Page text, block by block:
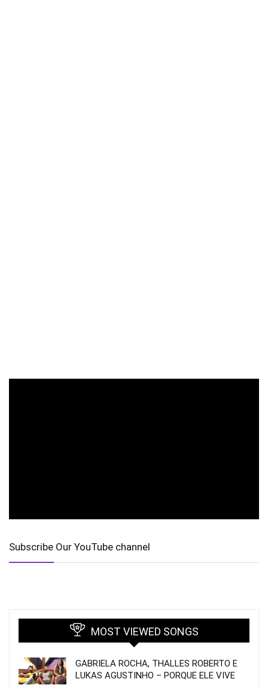
Subscribe Our YouTube channel
MOST VIEWED SONGS
GABRIELA ROCHA, THALLES ROBERTO E
LUKAS AGUSTINHO – PORQUE ELE VIVE